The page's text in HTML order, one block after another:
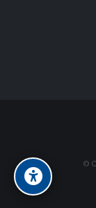
©